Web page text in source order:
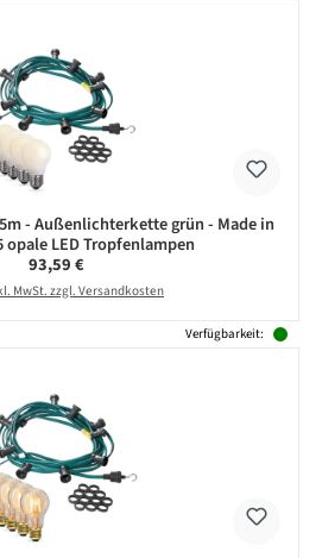
- Außenlichterkette grün - Made in
opale LED Tropfenlampen
Regulärer Preis:
93,59 €
MwSt. zzgl. Versandkosten
Verfügbarkeit: